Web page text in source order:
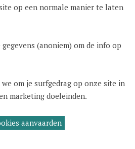
hartaanval
voor de gezondheid
het feit dat dat wat
vrouwen niet langer het
is het van uiterst belang
van een hartaanval
en serieus nemen.
op een normale manier te laten
(anoniem) om de info op
om je surfgedrag op onze site in
marketing doeleinden.
aanvaarden